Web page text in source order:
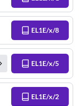
EL1E/x/8
EL1E/x/5
EL1E/x/2